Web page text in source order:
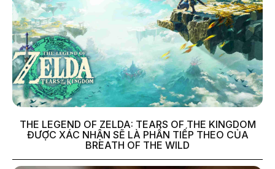
THE LEGEND OF ZELDA: TEARS OF THE KINGDOM
ĐƯỢC XÁC NHẬN SẼ LÀ PHẦN TIẾP THEO CỦA
BREATH OF THE WILD